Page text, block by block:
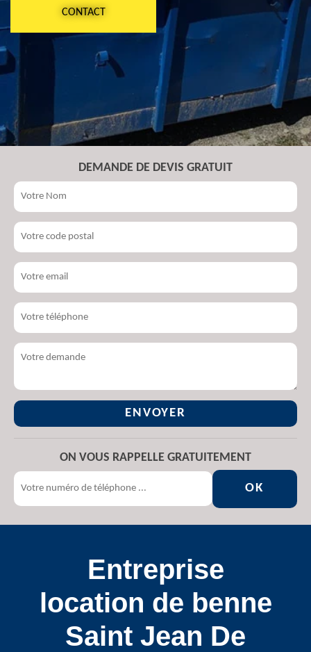
CONTACT
DEMANDE DE DEVIS GRATUIT
ON VOUS RAPPELLE GRATUITEMENT
Entreprise
location de benne
Saint Jean De